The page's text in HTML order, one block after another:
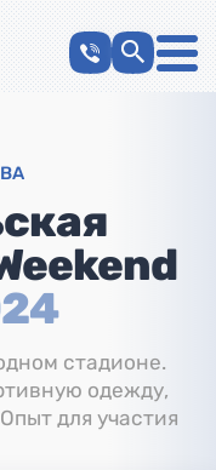
стадионе.
одежду,
для участия